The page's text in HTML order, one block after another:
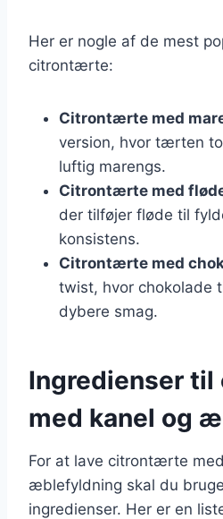
Her er nogle af de mest
citrontærte:
Citrontærte med
version, hvor tærten
luftig marengs.
Citrontærte med
der tilføjer fløde til
konsistens.
Citrontærte med
twist, hvor chokolade
dybere smag.
Ingredienser
med kanel og
For at lave citrontærte
æblefyldning skal du
ingredienser. Her er en